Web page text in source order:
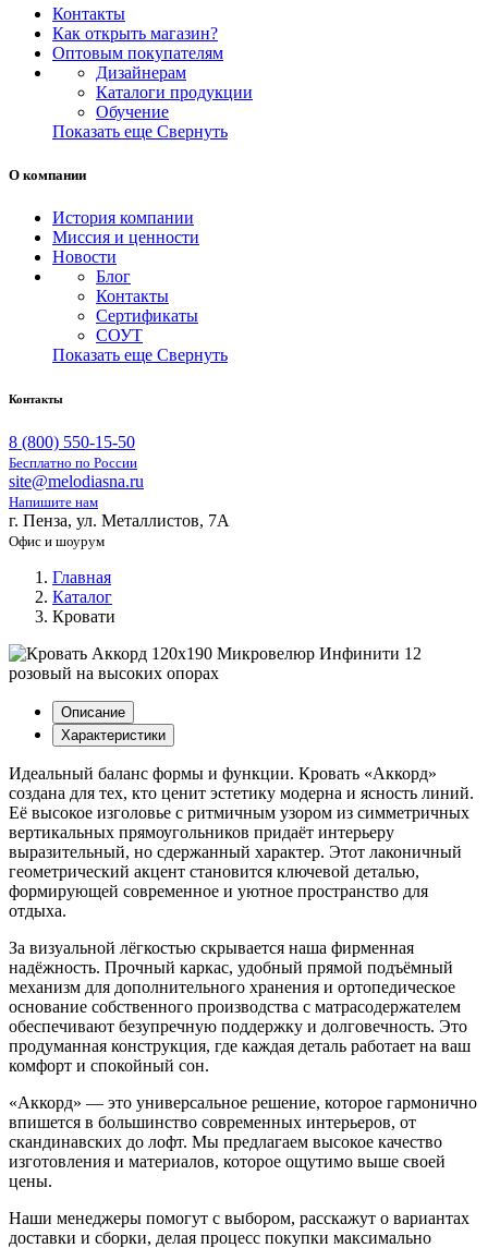
Контакты
Как открыть магазин?
Оптовым покупателям
Дизайнерам
Каталоги продукции
Обучение
Показать еще Свернуть
О компании
История компании
Миссия и ценности
Новости
Блог
Контакты
Сертификаты
СОУТ
Показать еще Свернуть
Контакты
8 (800) 550-15-50
Бесплатно по России
site@melodiasna.ru
Напишите нам
г. Пенза, ул. Металлистов, 7А
Офис и шоурум
Главная
Каталог
Кровати
Описание
Характеристики
Идеальный баланс формы и функции. Кровать «Аккорд»
создана для тех, кто ценит эстетику модерна и ясность линий.
Её высокое изголовье с ритмичным узором из симметричных
вертикальных прямоугольников придаёт интерьеру
выразительный, но сдержанный характер. Этот лаконичный
геометрический акцент становится ключевой деталью,
формирующей современное и уютное пространство для
отдыха.
За визуальной лёгкостью скрывается наша фирменная
надёжность. Прочный каркас, удобный прямой подъёмный
механизм для дополнительного хранения и ортопедическое
основание собственного производства с матрасодержателем
обеспечивают безупречную поддержку и долговечность. Это
продуманная конструкция, где каждая деталь работает на ваш
комфорт и спокойный сон.
«Аккорд» — это универсальное решение, которое гармонично
впишется в большинство современных интерьеров, от
скандинавских до лофт. Мы предлагаем высокое качество
изготовления и материалов, которое ощутимо выше своей
цены.
Наши менеджеры помогут с выбором, расскажут о вариантах
доставки и сборки, делая процесс покупки максимально